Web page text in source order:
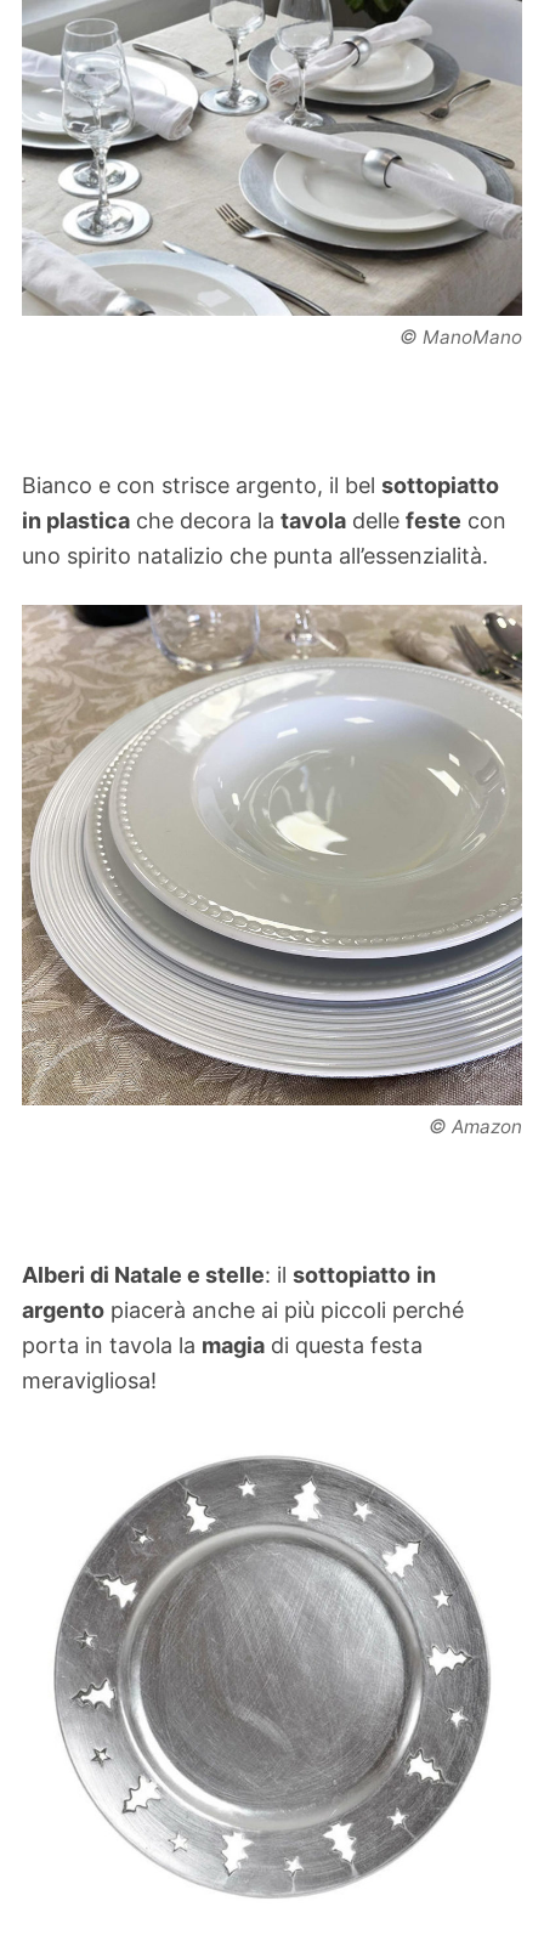
© ManoMano
Bianco e con strisce argento, il bel sottopiatto
in plastica che decora la tavola delle feste con
uno spirito natalizio che punta all’essenzialità.
© Amazon
Alberi di Natale e stelle: il sottopiatto in
argento piacerà anche ai più piccoli perché
porta in tavola la magia di questa festa
meravigliosa!